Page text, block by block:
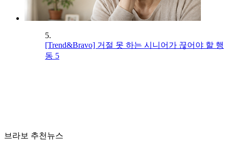
5.
[Trend&Bravo] 거절 못 하는 시니어가 끊어야 할 행
동 5
브라보 추천뉴스